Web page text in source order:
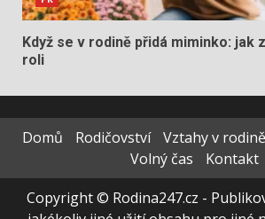
Když se v rodině přidá miminko: jak
roli
Domů Rodičovství Vztahy v rodině
Volný čas
Kontakt
Copyright © Rodina247.cz -